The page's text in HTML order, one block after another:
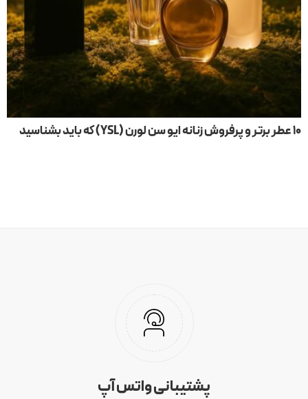
۱۰ عطر برتر و پرفروش زنانه ایو سن لورن (YSL) که باید بشناسید
پشتیبانی واتس آپ